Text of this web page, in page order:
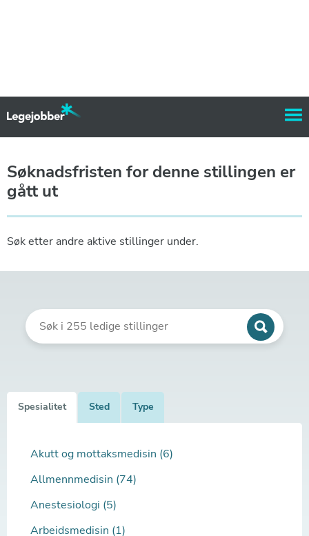
Søknadsfristen for denne stillingen er
gått ut
Søk etter andre aktive stillinger under.
Spesialitet Sted Type
Akutt og mottaksmedisin (6)
Allmennmedisin (74)
Anestesiologi (5)
Arbeidsmedisin (1)